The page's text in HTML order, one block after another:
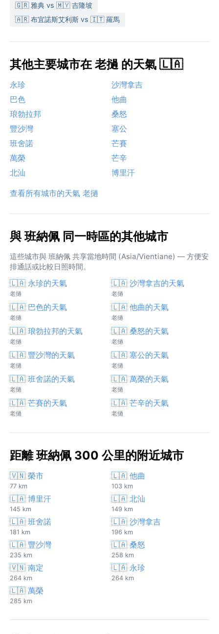
🇬🇷 雅典 vs 🇲🇾 吉隆坡
🇦🇷 布宜諾斯艾利斯 vs 🇮🇹 羅馬
其他主要城市在 老撾 的天氣 🇱🇦
永珍
沙灣拿吉
巴色
他曲
琅勃拉邦
桑怒
豐沙灣
塞公
班舍諾
芒賽
萬榮
芒辛
北汕
博里汗
查看所有城市的天氣 老撾
與 班納佩 同一時區的其他城市
這些城市與 班納佩 共享當地時間 (Asia/Vientiane) — 方便安
排通話或比較日照時間。
🇱🇦 永珍的天氣
老撾
🇱🇦 沙灣拿吉的天氣
老撾
🇱🇦 巴色的天氣
老撾
🇱🇦 他曲的天氣
老撾
🇱🇦 琅勃拉邦的天氣
老撾
🇱🇦 桑怒的天氣
老撾
🇱🇦 豐沙灣的天氣
老撾
🇱🇦 塞公的天氣
老撾
🇱🇦 班舍諾的天氣
老撾
🇱🇦 萬榮的天氣
老撾
🇱🇦 芒賽的天氣
老撾
🇱🇦 芒辛的天氣
老撾
距離 班納佩 300 公里的附近城市
🇻🇳 榮市
77 km
🇱🇦 他曲
103 km
🇱🇦 博里汗
145 km
🇱🇦 北汕
149 km
🇱🇦 班舍諾
181 km
🇱🇦 沙灣拿吉
196 km
🇱🇦 豐沙灣
235 km
🇱🇦 桑怒
258 km
🇻🇳 南定
264 km
🇱🇦 永珍
264 km
🇱🇦 萬榮
285 km